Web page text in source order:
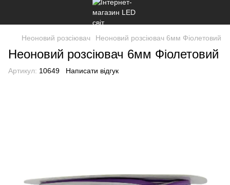
Неоновий розсіювач Неоновий розсіювач 6мм Фіолетовий
Неоновий розсіювач 6мм Фіолетовий
Артикул: 10649 Написати відгук